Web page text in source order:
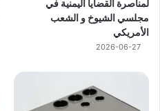
لمناصرة القضايا اليمنية في
مجلسي الشيوخ و الشعب
الأمريكي
2026-06-27